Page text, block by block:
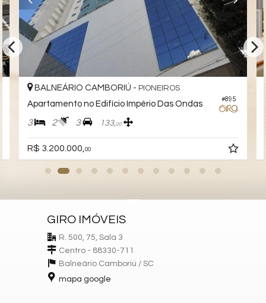
Sala de Jogos
Salão de Festas
Piscina
Spa
Espaço Fitness
Playground
#895
BALNEÁRIO CAMBORIÚ - PIONEIROS
Apartamento no Edifício Império Das Ondas
3 2 3 133,00
R$ 3.200.000,00
GIRO IMÓVEIS
R. 500, 75, Sala 3
Centro - 88330-711
Balneário Camboriú / SC
mapa google